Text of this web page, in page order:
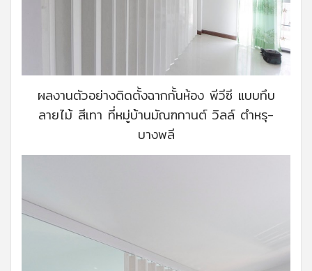
ผลงานตัวอย่างติดตั้งฉากกั้นห้อง พีวีซี แบบทึบ
ลายไม้ สีเทา ที่หมู่บ้านมัณฑกานต์ วิลล์ ตำหรุ-
บางพลี